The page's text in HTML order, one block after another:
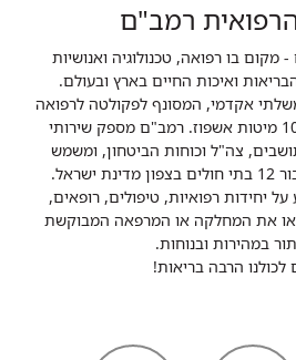
רמב"ם
בו רפואה, טכנולוגיה ואנושיות
ואיכות החיים בארץ ובעולם.
אקדמי, המסונף לפקולטה לרפואה
של הטכניון ומונה כ- 1000 מיטות אשפוז. רמב"ם מספק שירותי
לכ-2,700,000 תושבים, צה"ל וכוחות הביטחון, ומשמש
יחידות רפואיות, טיפולים, רופאים,
את המחלקה או המרפאה המבוקשת
במהירות ובנוחות.
הרבה בריאות!